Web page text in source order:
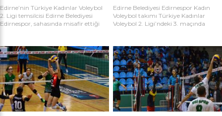
Edirne’nin Türkiye Kadınlar Voleybol
2. Ligi temsilcisi Edirne Belediyesi
Edirnespor, sahasında misafir ettiği
temsilcimiz Edirne Belediyesi
Edirnespor, Mimar Sinan Spor
Salonu’nda Manisa Salihli
Belediyespor’la karşılaştı. Takımlar
sahaya şu kadrolarla çıktılar: Edirne
Belediyesi Edirnespor: Simge, Edanur,
Sibel, Cere, Simge, Yaren, Halime,
Selay, Kübra, Deniz Salihli Belediye
Spor: […]
Edirne Belediyesi Edirnespor Kadın
Voleybol takımı Türkiye Kadınlar
Voleybol 2. Ligi’ndeki 3. maçında
Salonu’nda Metin Demirbağ ve
Emrah Baran’ın yönettiği
karşılaşmaya takımlar şu kadrolarla
çıktılar: EDİRNESPOR: Simge
Gülağız, Edanur Bayraklı, Sibel Mert,
Ceren Atica, Simge Erden, S. Yaren
Tank, Halime Akay, Selay Çalışkan,
Büşra […]